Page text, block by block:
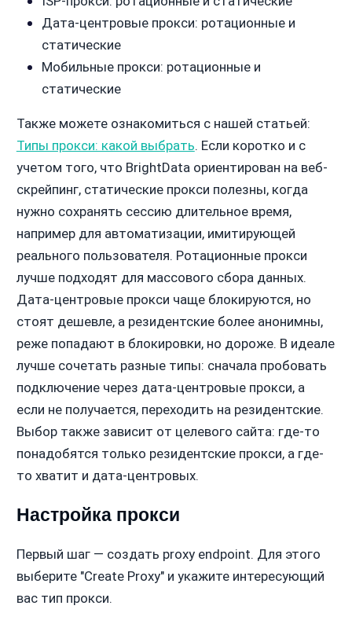
Дата-центровые прокси: ротационные и
статические
Мобильные прокси: ротационные и
статические
Также можете ознакомиться с нашей статьей:
Типы прокси: какой выбрать. Если коротко и с
учетом того, что BrightData ориентирован на веб-
скрейпинг, статические прокси полезны, когда
нужно сохранять сессию длительное время,
например для автоматизации, имитирующей
реального пользователя. Ротационные прокси
лучше подходят для массового сбора данных.
Дата-центровые прокси чаще блокируются, но
стоят дешевле, а резидентские более анонимны,
реже попадают в блокировки, но дороже. В идеале
лучше сочетать разные типы: сначала пробовать
подключение через дата-центровые прокси, а
если не получается, переходить на резидентские.
Выбор также зависит от целевого сайта: где-то
понадобятся только резидентские прокси, а где-
то хватит и дата-центровых.
Настройка прокси
Первый шаг — создать proxy endpoint. Для этого
выберите "Create Proxy" и укажите интересующий
вас тип прокси.